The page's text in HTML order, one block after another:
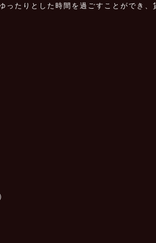
ったりとした時間を過ごすことができ、